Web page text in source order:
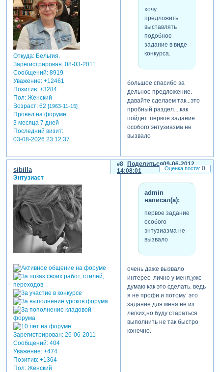
Откуда:Бельгия.
Зарегистрирован: 08-03-2011
Сообщений:8919
Уважение: +12461
Позитив: +3284
Пол:Женский
Возраст:62 [1963-11-15]
Провел на форуме:
3 месяца 7 дней
Последний визит:
03-08-2026 23:12:37
хочу
предложить
выставлять
подобное
задание в виде
конкурса.
большое спасибо за
дельное предложение.
давайте сделаем так...это
пробный раздел....как
пойдет. первое задание
особого энтузиазма не
вызвало
Поделиться
8
09-06-2012
14:08:01
sibilla
Энтузиаст
Зарегистрирован: 26-06-2011
Сообщений:404
Уважение: +474
Позитив: +1364
Пол:Женский
admin
написал(а):
первое задание
особого
энтузиазма не
вызвало
очень даже вызвало
интерес лично у меня,уже
думаю как это сделать. ведь
я не профи и потому это
задание для меня не из
лёгких,но буду стараться
выполнить не так быстро
конечно.
0